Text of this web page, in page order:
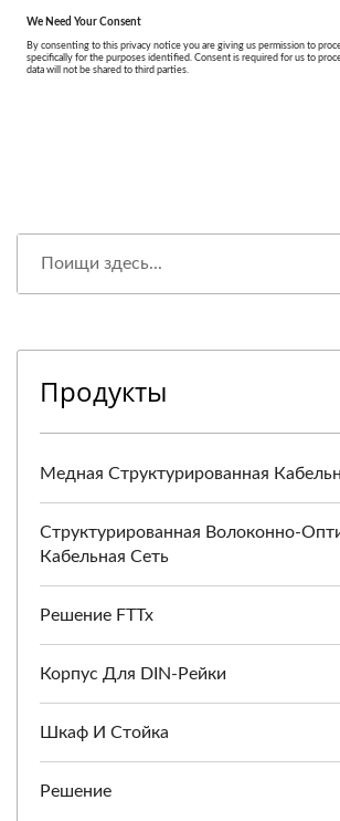
Продукты
Медная Структурированная
Структурированная Волоконно-
Кабельная Сеть
Решение FTTx
Корпус Для DIN-Рейки
Шкаф И Стойка
Решение